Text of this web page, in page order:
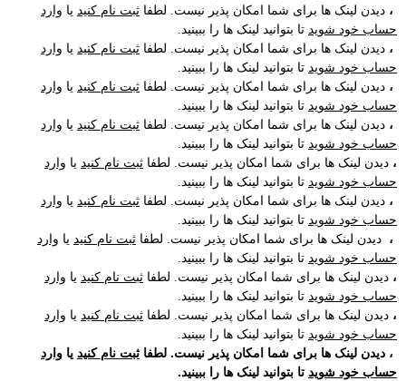
، دیدن لینک ها برای شما امکان پذیر نیست. لطفا ثبت نام کنید یا وارد
حساب خود شوید تا بتوانید لینک ها را ببینید.
، دیدن لینک ها برای شما امکان پذیر نیست. لطفا ثبت نام کنید یا وارد
حساب خود شوید تا بتوانید لینک ها را ببینید.
، دیدن لینک ها برای شما امکان پذیر نیست. لطفا ثبت نام کنید یا وارد
حساب خود شوید تا بتوانید لینک ها را ببینید.
، دیدن لینک ها برای شما امکان پذیر نیست. لطفا ثبت نام کنید یا وارد
حساب خود شوید تا بتوانید لینک ها را ببینید.
، دیدن لینک ها برای شما امکان پذیر نیست. لطفا ثبت نام کنید یا وارد
حساب خود شوید تا بتوانید لینک ها را ببینید.
، دیدن لینک ها برای شما امکان پذیر نیست. لطفا ثبت نام کنید یا وارد
حساب خود شوید تا بتوانید لینک ها را ببینید.
، دیدن لینک ها برای شما امکان پذیر نیست. لطفا ثبت نام کنید یا وارد
حساب خود شوید تا بتوانید لینک ها را ببینید.
، دیدن لینک ها برای شما امکان پذیر نیست. لطفا ثبت نام کنید یا وارد
حساب خود شوید تا بتوانید لینک ها را ببینید.
، دیدن لینک ها برای شما امکان پذیر نیست. لطفا ثبت نام کنید یا وارد
حساب خود شوید تا بتوانید لینک ها را ببینید.
، دیدن لینک ها برای شما امکان پذیر نیست. لطفا ثبت نام کنید یا وارد
حساب خود شوید تا بتوانید لینک ها را ببینید.